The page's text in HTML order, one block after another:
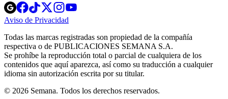
Opens
in
new
Opens
in
new
Opens
in
new
window
Opens
new
windowwindow
Aviso de Privacidad
new
window
Todas las marcas registradas son propiedad de la compañía
respectiva o de PUBLICACIONES SEMANA S.A.
Se prohíbe la reproducción total o parcial de cualquiera de los
contenidos que aquí aparezca, así como su traducción a cualquier
idioma sin autorización escrita por su titular.
© 2026 Semana. Todos los derechos reservados.